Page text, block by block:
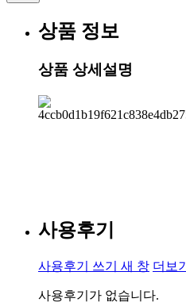
상품 정보
상품 상세설명
사용후기
사용후기 쓰기 새 창 더보기
사용후기가 없습니다.